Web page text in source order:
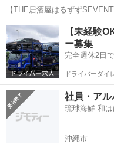
【THE居酒屋はるずず
居酒屋＆食事処 ★仕事内容 ・キッチン、ホール等飲食店運営 ・店舗
沖縄 沖縄市 てだこ浦
【未経験
ー募集
完全週休2日
ドライバーダイ
社員・ア
琉球海鮮 和は
沖縄市